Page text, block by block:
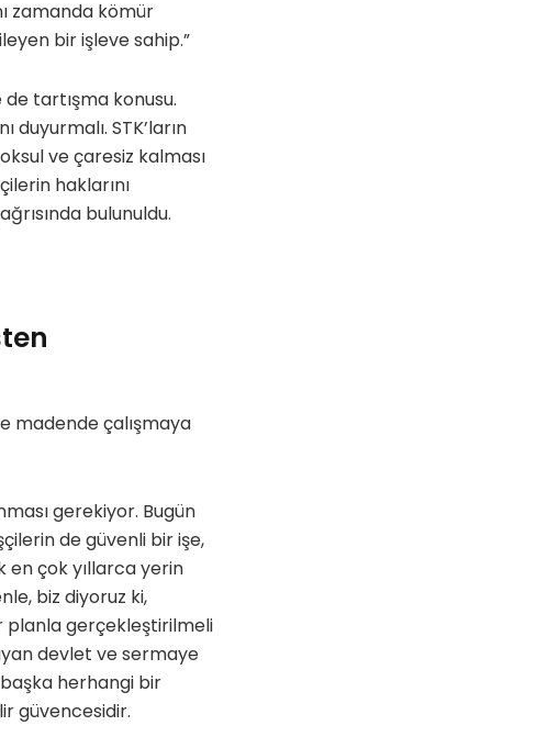
zamanda kömür
bir işleve sahip.”
tartışma konusu.
duyurmalı. STK’ların
ve çaresiz kalması
haklarını
bulunuldu.
madende çalışmaya
gerekiyor. Bugün
de güvenli bir işe,
en çok yıllarca yerin
biz diyoruz ki,
planla gerçekleştirilmeli
devlet ve sermaye
herhangi bir
güvencesidir.